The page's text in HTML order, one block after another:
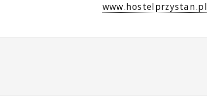
www.hostelprzystan.pl